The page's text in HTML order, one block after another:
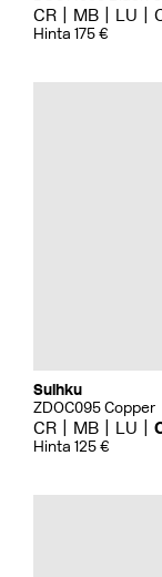
CR MB LU
Hinta 175 €
Suihku
ZDOC095 Copper
CR MB LU
Hinta 125 €